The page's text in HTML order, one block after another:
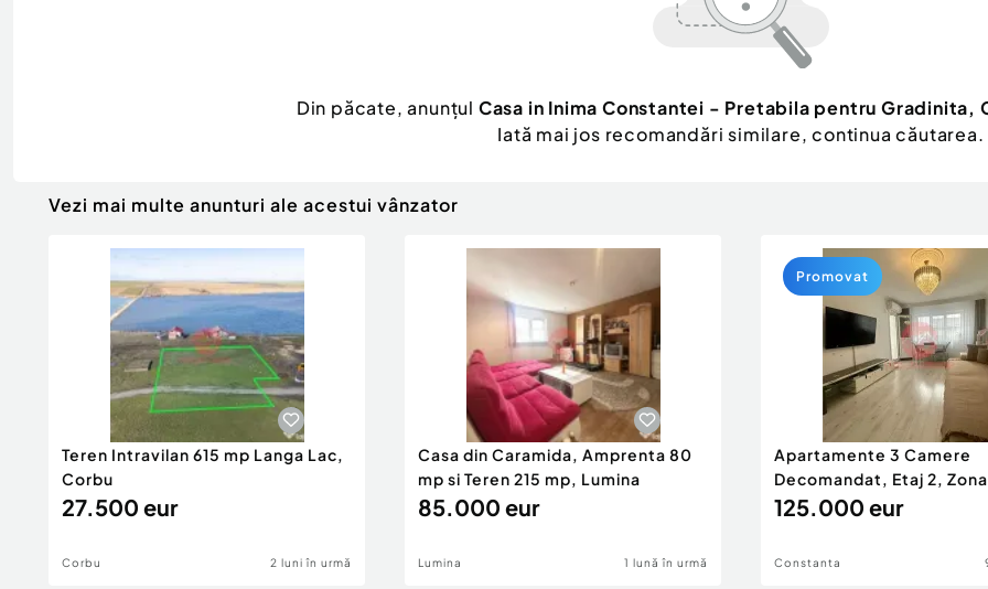
Din păcate, anunțul Casa in Inima Constantei - Pretabila pentru Gradinita,
Iată mai jos recomandări similare, continua căutarea.
Vezi mai multe anunturi ale acestui vânzator
Teren Intravilan 615 mp Langa Lac,
Corbu
27.500 eur
Corbu 2 luni în urmă
Casa din Caramida, Amprenta 80
mp si Teren 215 mp, Lumina
85.000 eur
Lumina 1 lună în urmă
Apartamente 3 Camere
Decomandat, Etaj 2,
125.000 eur
Constanta
Promovat